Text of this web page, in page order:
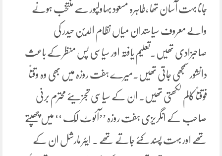
جانا بہت آسان تھا ،طاہرہ مسعود بہاولپور سے منتخب ہونے
والے معروف سیاستدان میاں نظام الدین حیدر کی
صاحبزادی تھیں۔تعلیم یافتہ اور سیاسی پس منظر کے باعث
دانشور سمجھی جاتی تھیں۔میرے ہفت روزہ میں بھی وہ وقتاً
فوقتاً کالم لکھتی تھیں۔ ان کے سیاسی تجزیئے محترم برنی
صاحب کے انگریزی ہفت روزہ ’’آئوٹ لُک ‘‘ میں چھپتے
تھے اور بہت پسند کئے جاتے تھے ۔ ایئر مارشل ان کے